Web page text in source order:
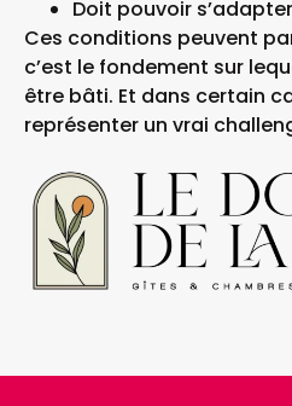
Doit pouvoir
Ces conditions peuvent
c’est le fondement sur
être bâti. Et dans certain
représenter un vrai